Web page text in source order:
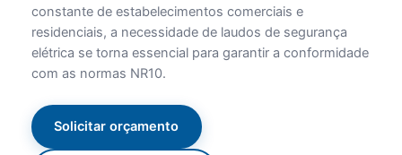
constante de estabelecimentos comerciais e
residenciais, a necessidade de laudos de segurança
elétrica se torna essencial para garantir a conformidade
com as normas NR10.
Solicitar orçamento